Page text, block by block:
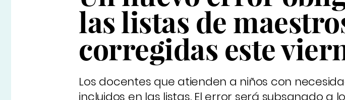
las listas de
corregidas este
Los docentes que atienden a niños con
incluidos en las listas. El error será subsanado a